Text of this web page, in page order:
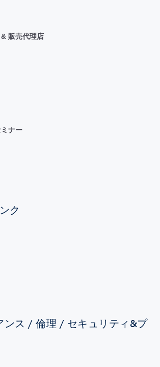
販売代理店
ナー
ク
ンス / 倫理 / セキュリティ&プ